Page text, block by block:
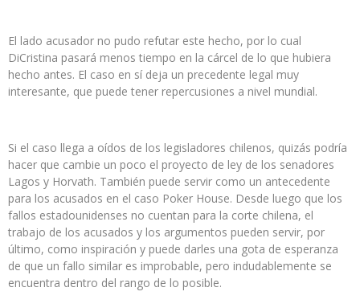
El lado acusador no pudo refutar este hecho, por lo cual
DiCristina pasará menos tiempo en la cárcel de lo que hubiera
hecho antes. El caso en sí deja un precedente legal muy
interesante, que puede tener repercusiones a nivel mundial.
Si el caso llega a oídos de los legisladores chilenos, quizás podría
hacer que cambie un poco el proyecto de ley de los senadores
Lagos y Horvath. También puede servir como un antecedente
para los acusados en el caso Poker House. Desde luego que los
fallos estadounidenses no cuentan para la corte chilena, el
trabajo de los acusados y los argumentos pueden servir, por
último, como inspiración y puede darles una gota de esperanza
de que un fallo similar es improbable, pero indudablemente se
encuentra dentro del rango de lo posible.